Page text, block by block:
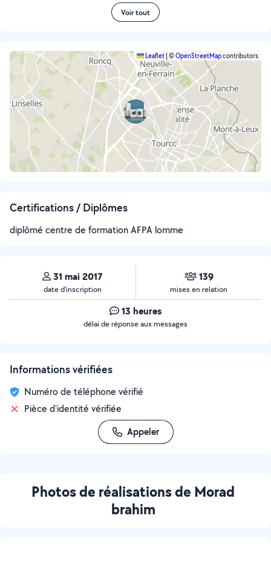
Voir tout
Leaflet ©OpenStreetMapcontributors
Certifications / Diplômes
diplômé centre de formation AFPA lomme
31 mai 2017
date d’inscription
139
mises en relation
13 heures
délai de réponse aux messages
Informations vérifiées
Numéro de téléphone vérifié
Pièce d'identité vérifiée
Appeler
Photos de réalisations de Morad
brahim